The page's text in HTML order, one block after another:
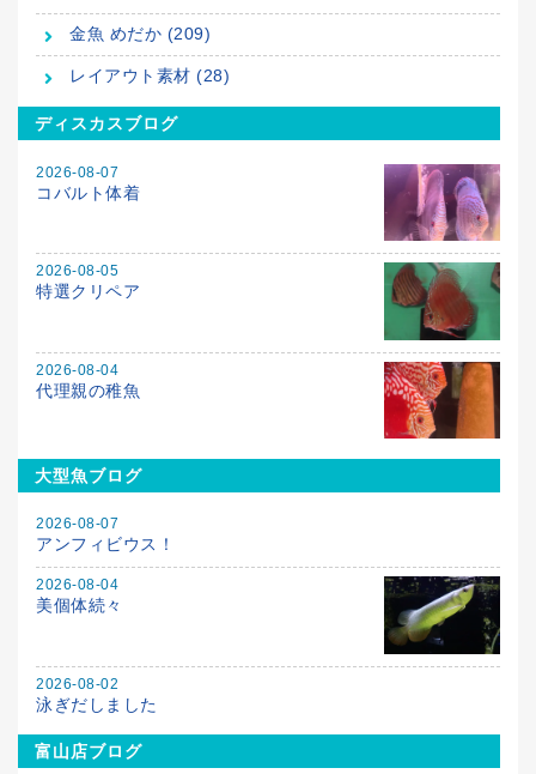
金魚 めだか (209)
レイアウト素材 (28)
ディスカスブログ
2026-08-07
コバルト体着
2026-08-05
特選クリペア
2026-08-04
代理親の稚魚
大型魚ブログ
2026-08-07
アンフィビウス！
2026-08-04
美個体続々
2026-08-02
泳ぎだしました
富山店ブログ